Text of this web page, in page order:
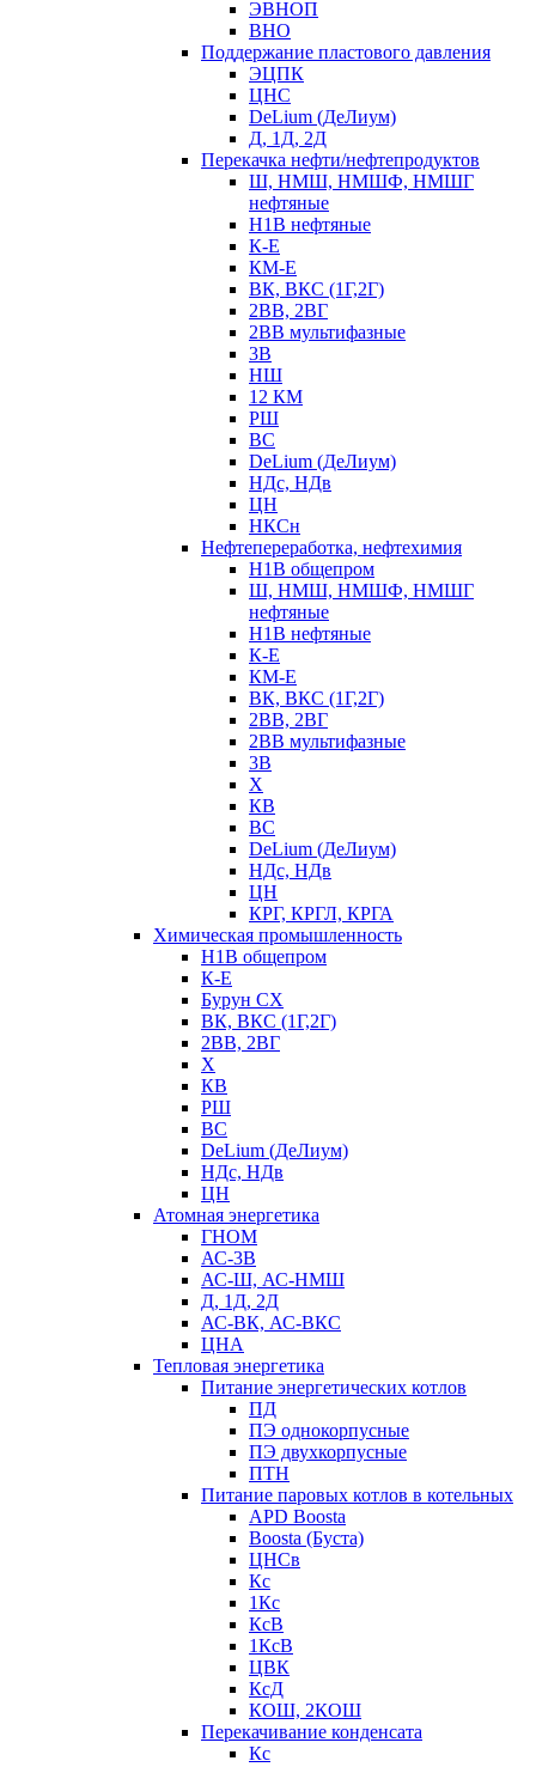
ЭВНОП
ВНО
Поддержание пластового давления
ЭЦПК
ЦНС
DeLium (ДеЛиум)
Д, 1Д, 2Д
Перекачка нефти/нефтепродуктов
Ш, НМШ, НМШФ, НМШГ
нефтяные
Н1В нефтяные
К-Е
КМ-Е
ВК, ВКС (1Г,2Г)
2ВВ, 2ВГ
2ВВ мультифазные
3В
НШ
12 КМ
РШ
ВС
DeLium (ДеЛиум)
НДс, НДв
ЦН
НКСн
Нефтепереработка, нефтехимия
Н1В общепром
Ш, НМШ, НМШФ, НМШГ
нефтяные
Н1В нефтяные
К-Е
КМ-Е
ВК, ВКС (1Г,2Г)
2ВВ, 2ВГ
2ВВ мультифазные
3В
Х
КВ
ВС
DeLium (ДеЛиум)
НДс, НДв
ЦН
КРГ, КРГЛ, КРГА
Химическая промышленность
Н1В общепром
К-Е
Бурун СХ
ВК, ВКС (1Г,2Г)
2ВВ, 2ВГ
Х
КВ
РШ
ВС
DeLium (ДеЛиум)
НДс, НДв
ЦН
Атомная энергетика
ГНОМ
АС-3В
АС-Ш, АС-НМШ
Д, 1Д, 2Д
АС-ВК, АС-ВКС
ЦНА
Тепловая энергетика
Питание энергетических котлов
ПД
ПЭ однокорпусные
ПЭ двухкорпусные
ПТН
Питание паровых котлов в котельных
APD Boosta
Boosta (Буста)
ЦНСв
Кс
1Кс
КсВ
1КсВ
ЦВК
КсД
КОШ, 2КОШ
Перекачивание конденсата
Кс